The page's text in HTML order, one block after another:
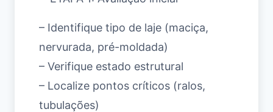
– Identifique tipo de laje (maciça,
nervurada, pré-moldada)
– Verifique estado estrutural
– Localize pontos críticos (ralos,
tubulações)